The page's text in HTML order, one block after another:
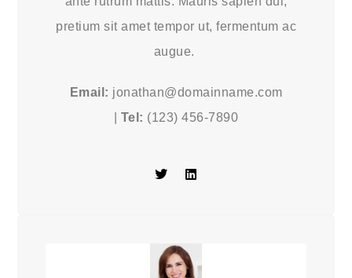
pretium sit amet tempor ut, fermentum ac
augue.
Email: jonathan@domainname.com
Tel: (123) 456-7890